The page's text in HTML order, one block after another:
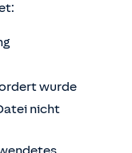
wurde
nicht